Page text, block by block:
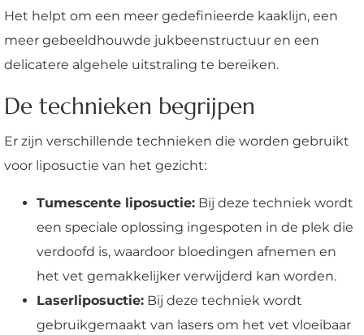
Het helpt om een meer gedefinieerde kaaklijn, een
meer gebeeldhouwde jukbeenstructuur en een
delicatere algehele uitstraling te bereiken.
De technieken begrijpen
Er zijn verschillende technieken die worden gebruikt
voor liposuctie van het gezicht:
Tumescente liposuctie: Bij deze techniek wordt
een speciale oplossing ingespoten in de plek die
verdoofd is, waardoor bloedingen afnemen en
het vet gemakkelijker verwijderd kan worden.
Laserliposuctie: Bij deze techniek wordt
gebruikgemaakt van lasers om het vet vloeibaar